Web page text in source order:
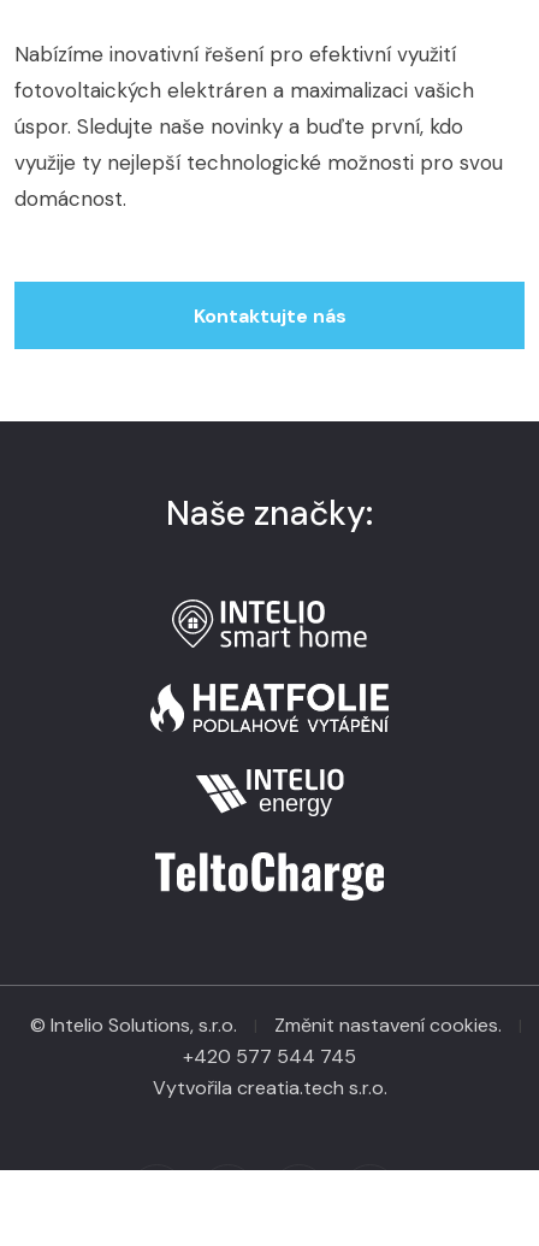
Nabízíme inovativní řešení pro efektivní využití
fotovoltaických elektráren a maximalizaci vašich
úspor. Sledujte naše novinky a buďte první, kdo
využije ty nejlepší technologické možnosti pro svou
domácnost.
Kontaktujte nás
Naše značky:
© Intelio Solutions, s.r.o. | Změnit nastavení cookies. |
+420 577 544 745
Vytvořila creatia.tech s.r.o.